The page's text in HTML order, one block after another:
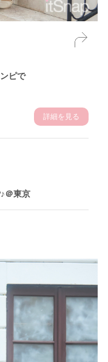
ピで
詳細を見る
＠東京